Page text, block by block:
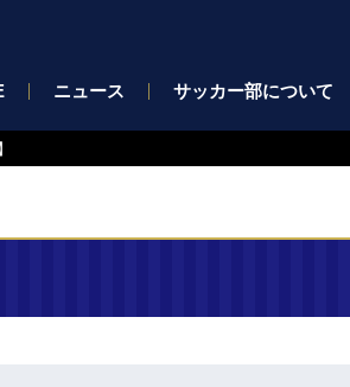
ニュース サッカー部について